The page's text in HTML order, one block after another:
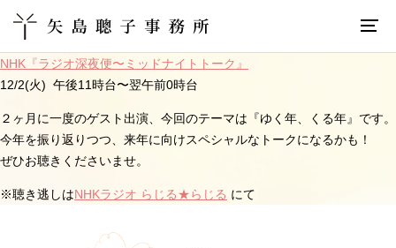
NHK『ラジオ深夜便〜ミッドナイトトーク』
12/2(火) 午後11時台〜翌午前0時台
２ヶ月に一度のゲスト出演、今回のテーマは 『ゆく年、くる年』 です。
今年を振り返りつつ、来年に向けスペシャルなトークになるかも！
ぜひお聴きくださいませ。
※聴き逃しはNHKラジオ らじる★らじる にて